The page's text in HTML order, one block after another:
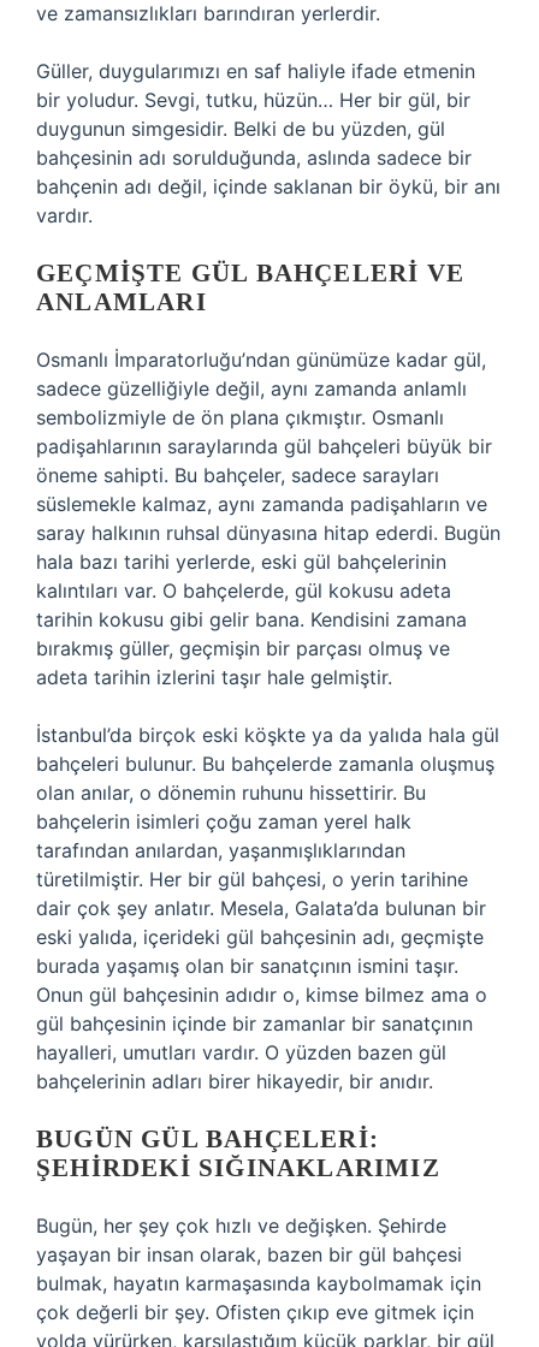
ve zamansızlıkları barındıran yerlerdir.
Güller, duygularımızı en saf haliyle ifade etmenin
bir yoludur. Sevgi, tutku, hüzün… Her bir gül, bir
duygunun simgesidir. Belki de bu yüzden, gül
bahçesinin adı sorulduğunda, aslında sadece bir
bahçenin adı değil, içinde saklanan bir öykü, bir anı
vardır.
GEÇMIŞTE GÜL BAHÇELERI VE
ANLAMLARI
Osmanlı İmparatorluğu’ndan günümüze kadar gül,
sadece güzelliğiyle değil, aynı zamanda anlamlı
sembolizmiyle de ön plana çıkmıştır. Osmanlı
padişahlarının saraylarında gül bahçeleri büyük bir
öneme sahipti. Bu bahçeler, sadece sarayları
süslemekle kalmaz, aynı zamanda padişahların ve
saray halkının ruhsal dünyasına hitap ederdi. Bugün
hala bazı tarihi yerlerde, eski gül bahçelerinin
kalıntıları var. O bahçelerde, gül kokusu adeta
tarihin kokusu gibi gelir bana. Kendisini zamana
bırakmış güller, geçmişin bir parçası olmuş ve
adeta tarihin izlerini taşır hale gelmiştir.
İstanbul’da birçok eski köşkte ya da yalıda hala gül
bahçeleri bulunur. Bu bahçelerde zamanla oluşmuş
olan anılar, o dönemin ruhunu hissettirir. Bu
bahçelerin isimleri çoğu zaman yerel halk
tarafından anılardan, yaşanmışlıklarından
türetilmiştir. Her bir gül bahçesi, o yerin tarihine
dair çok şey anlatır. Mesela, Galata’da bulunan bir
eski yalıda, içerideki gül bahçesinin adı, geçmişte
burada yaşamış olan bir sanatçının ismini taşır.
Onun gül bahçesinin adıdır o, kimse bilmez ama o
gül bahçesinin içinde bir zamanlar bir sanatçının
hayalleri, umutları vardır. O yüzden bazen gül
bahçelerinin adları birer hikayedir, bir anıdır.
BUGÜN GÜL BAHÇELERI:
ŞEHIRDEKI SIĞINAKLARIMIZ
Bugün, her şey çok hızlı ve değişken. Şehirde
yaşayan bir insan olarak, bazen bir gül bahçesi
bulmak, hayatın karmaşasında kaybolmamak için
çok değerli bir şey. Ofisten çıkıp eve gitmek için
yolda yürürken, karşılaştığım küçük parklar, bir gül